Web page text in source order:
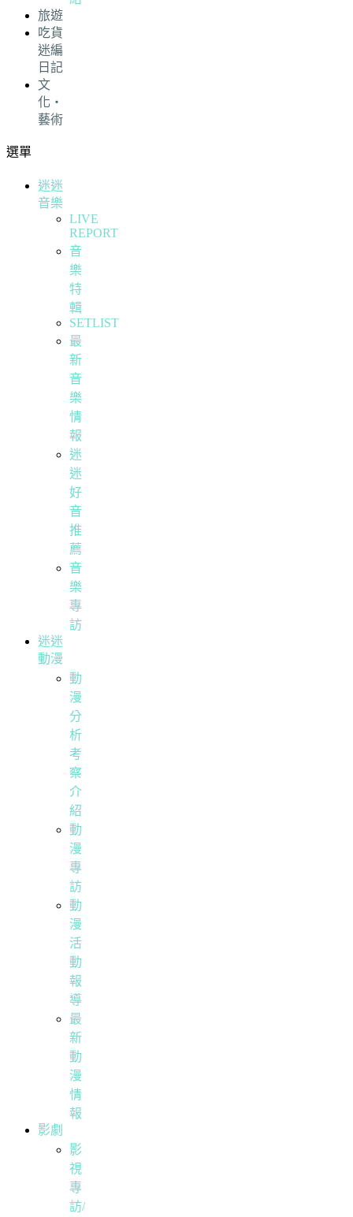
旅遊
吃貨
迷編
日記
文
化・
藝術
選單
迷迷
音樂
LIVE
REPORT
音
樂
特
輯
SETLIST
最
新
音
樂
情
報
迷
迷
好
音
推
薦
音
樂
專
訪
迷迷
動漫
動
漫
分
析
考
察
介
紹
動
漫
專
訪
動
漫
活
動
報
導
最
新
動
漫
情
報
影劇
影
視
專
訪/